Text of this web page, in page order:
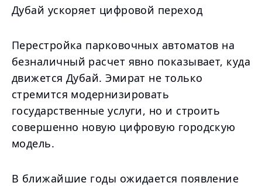
Дубай ускоряет цифровой переход
Перестройка парковочных автоматов на
безналичный расчет явно показывает, куда
движется Дубай. Эмират не только
стремится модернизировать
государственные услуги, но и строить
совершенно новую цифровую городскую
модель.
В ближайшие годы ожидается появление